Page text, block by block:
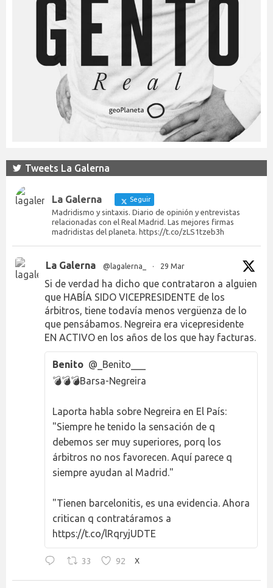
Tweets La Galerna
La Galerna Seguir
Madridismo y sintaxis. Diario de opinión y entrevistas
relacionadas con el Real Madrid. Las mejores firmas
madridistas del planeta. https://t.co/zLS1tzeb3h
La Galerna @lagalerna_ · 29 Mar
Si de verdad ha dicho que contrataron a alguien
que HABÍA SIDO VICEPRESIDENTE de los
árbitros, tiene todavía menos vergüenza de lo
que pensábamos. Negreira era vicepresidente
EN ACTIVO en los años de los que hay facturas.
Benito @_Benito___
💣💣💣Barsa-Negreira
Laporta habla sobre Negreira en El País:
"Siempre he tenido la sensación de q
debemos ser muy superiores, porq los
árbitros no nos favorecen. Aquí parece q
siempre ayudan al Madrid."
"Tienen barcelonitis, es una evidencia. Ahora
critican q contratáramos a
https://t.co/lRqryjUDTE
33 92 X